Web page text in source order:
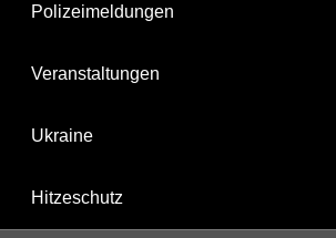
Polizeimeldungen
Veranstaltungen
Ukraine
Hitzeschutz